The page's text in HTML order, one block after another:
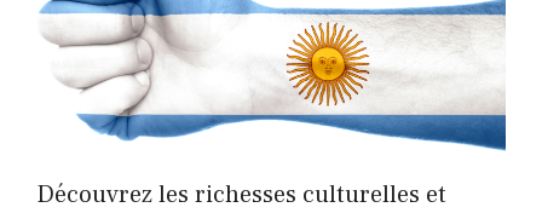
Découvrez les richesses culturelles et